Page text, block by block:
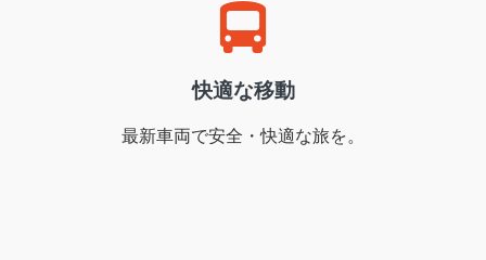
快適な移動
最新車両で安全・快適な旅を。